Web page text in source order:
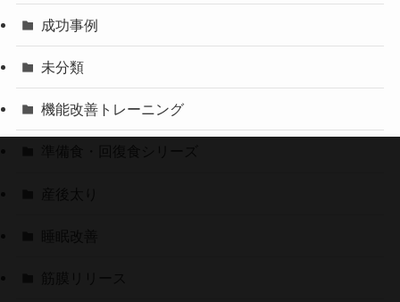
成功事例
未分類
機能改善トレーニング